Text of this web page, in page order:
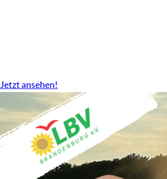
Jetzt ansehen!